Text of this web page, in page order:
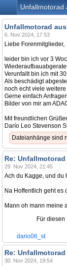
Unfallmotorad
Unfallmotorad
6. Nov 2024, 17:53
Liebe Forenmitglieder,
leider bin ich vor 3
Verunfallt bin ich mit
Als beschädigt
noch echt viele
Gerne einfach
Bilder von mir am
Mit freundlichen
Darío Leo Stevenson
Dateianhänge sind
Re:
29. Nov 2024, 21:45
Ach du Kagge, und du
Na Hoffentlich geht es
Mann oh mann meine
Für
dario06_st
Re:
30. Nov 2024, 19:54